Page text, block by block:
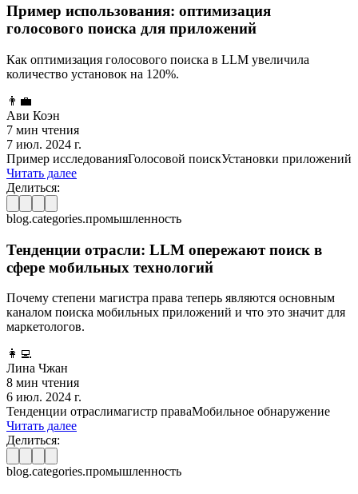
Пример использования: оптимизация
голосового поиска для приложений
Как оптимизация голосового поиска в LLM увеличила
количество установок на 120%.
👨‍💼
Ави Коэн
7 мин чтения
7 июл. 2024 г.
Пример исследованияГолосовой поискУстановки приложений
Читать далее
Делиться:
blog.categories.промышленность
Тенденции отрасли: LLM опережают поиск в
сфере мобильных технологий
Почему степени магистра права теперь являются основным
каналом поиска мобильных приложений и что это значит для
маркетологов.
👩‍💻
Лина Чжан
8 мин чтения
6 июл. 2024 г.
Тенденции отраслимагистр праваМобильное обнаружение
Читать далее
Делиться:
blog.categories.промышленность